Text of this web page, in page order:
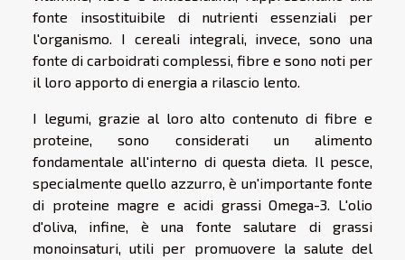
fonte insostituibile di nutrienti essenziali per
l'organismo. I cereali integrali, invece, sono una
fonte di carboidrati complessi, fibre e sono noti per
il loro apporto di energia a rilascio lento.
I legumi, grazie al loro alto contenuto di fibre e
proteine, sono considerati un alimento
fondamentale all'interno di questa dieta. Il pesce,
specialmente quello azzurro, è un'importante fonte
di proteine magre e acidi grassi Omega-3. L'olio
d'oliva, infine, è una fonte salutare di grassi
monoinsaturi, utili per promuovere la salute del